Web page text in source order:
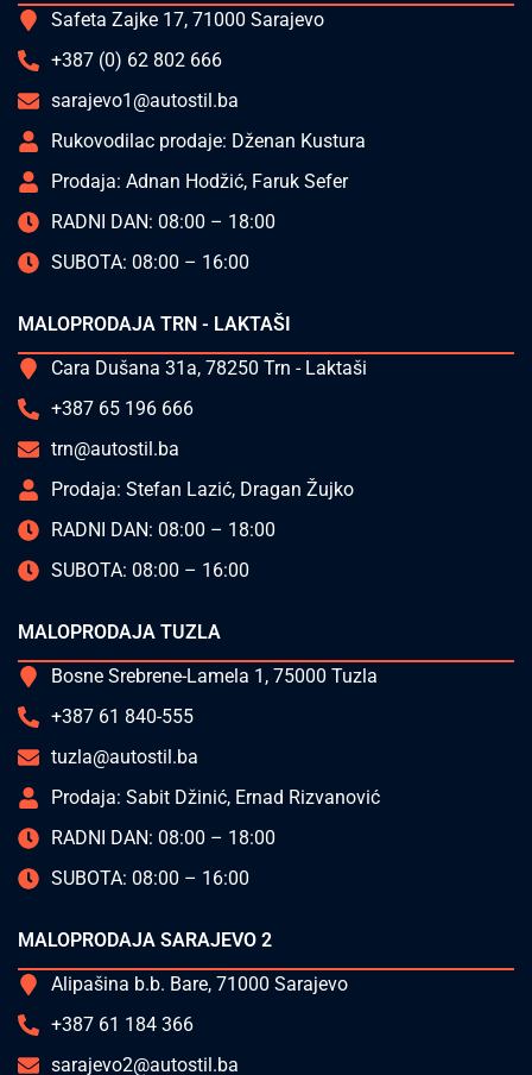
Safeta Zajke 17, 71000 Sarajevo
+387 (0) 62 802 666
sarajevo1@autostil.ba
Rukovodilac prodaje: Dženan Kustura
Prodaja: Adnan Hodžić, Faruk Sefer
RADNI DAN: 08:00 – 18:00
SUBOTA: 08:00 – 16:00
MALOPRODAJA TRN - LAKTAŠI
Cara Dušana 31a, 78250 Trn - Laktaši
+387 65 196 666
trn@autostil.ba
Prodaja: Stefan Lazić, Dragan Žujko
RADNI DAN: 08:00 – 18:00
SUBOTA: 08:00 – 16:00
MALOPRODAJA TUZLA
Bosne Srebrene-Lamela 1, 75000 Tuzla
+387 61 840-555
tuzla@autostil.ba
Prodaja: Sabit Džinić, Ernad Rizvanović
RADNI DAN: 08:00 – 18:00
SUBOTA: 08:00 – 16:00
MALOPRODAJA SARAJEVO 2
Alipašina b.b. Bare, 71000 Sarajevo
+387 61 184 366
sarajevo2@autostil.ba